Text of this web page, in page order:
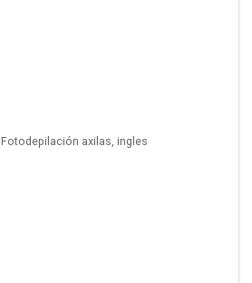
Fotodepilación axilas, ingles